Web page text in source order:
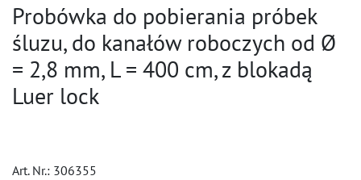
Probówka do pobierania próbek
śluzu, do kanałów roboczych od Ø
= 2,8 mm, L = 400 cm, z blokadą
Luer lock
Art. Nr.: 306355